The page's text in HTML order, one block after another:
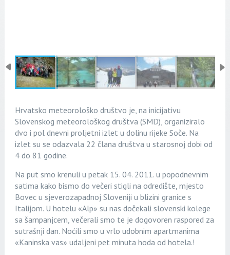
Hrvatsko meteorološko društvo je, na inicijativu
Slovenskog meteorološkog društva (SMD), organiziralo
dvo i pol dnevni proljetni izlet u dolinu rijeke Soče. Na
izlet su se odazvala 22 člana društva u starosnoj dobi od
4 do 81 godine.
Na put smo krenuli u petak 15. 04. 2011. u popodnevnim
satima kako bismo do večeri stigli na odredište, mjesto
Bovec u sjeverozapadnoj Sloveniji u blizini granice s
Italijom. U hotelu «Alp» su nas dočekali slovenski kolege
sa šampanjcem, večerali smo te je dogovoren raspored za
sutrašnji dan. Noćili smo u vrlo udobnim apartmanima
«Kaninska vas» udaljeni pet minuta hoda od hotela.!